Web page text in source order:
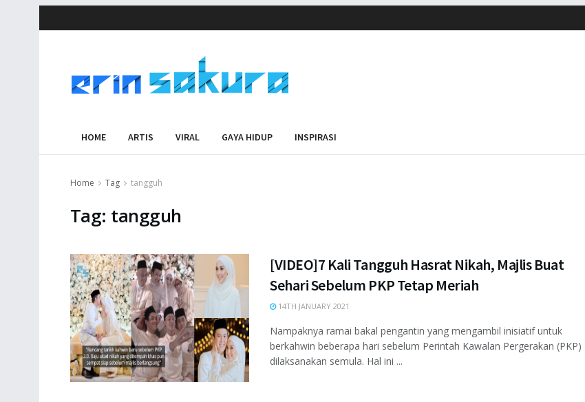
HOME ARTIS VIRAL GAYA HIDUP INSPIRASI
Home Tag tangguh
Tag: tangguh
[VIDEO]7 Kali Tangguh Hasrat Nikah, Majlis Buat
Sehari Sebelum PKP Tetap Meriah
14TH JANUARY 2021
Nampaknya ramai bakal pengantin yang mengambil inisiatif untuk
berkahwin beberapa hari sebelum Perintah Kawalan Pergerakan (PKP)
dilaksanakan semula. Hal ini ...